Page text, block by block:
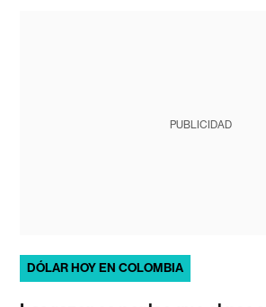
PUBLICIDAD
DÓLAR HOY EN COLOMBIA